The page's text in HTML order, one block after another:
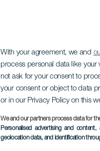
With your agreement, we and
process personal data like your
not ask for your consent to
your consent or object to data
or in our Privacy Policy on this
We and our partners process data for
Personalised advertising and
geolocation data, and identification